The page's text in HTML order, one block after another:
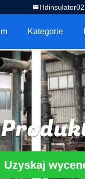
Kategorie
Uzyskaj